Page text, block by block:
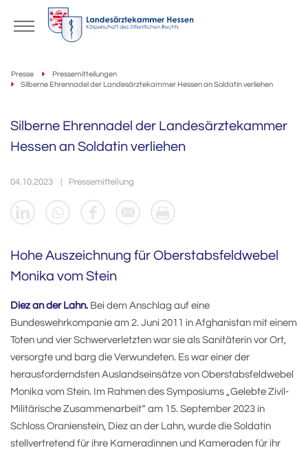
Presse
Pressemitteilungen
Silberne Ehrennadel der Landesärztekammer Hessen an Soldatin verliehen
Silberne Ehrennadel der Landesärztekammer
Hessen an Soldatin verliehen
04.10.2023 Pressemitteilung
Hohe Auszeichnung für Oberstabsfeldwebel
Monika vom Stein
Diez an der Lahn. Bei dem Anschlag auf eine
Bundeswehrkompanie am 2. Juni 2011 in Afghanistan mit einem
Toten und vier Schwerverletzten war sie als Sanitäterin vor Ort,
versorgte und barg die Verwundeten. Es war einer der
herausforderndsten Auslandseinsätze von Oberstabsfeldwebel
Monika vom Stein. Im Rahmen des Symposiums „Gelebte Zivil-
Militärische Zusammenarbeit“ am 15. September 2023 in
Schloss Oranienstein, Diez an der Lahn, wurde die Soldatin
stellvertretend für ihre Kameradinnen und Kameraden für ihr